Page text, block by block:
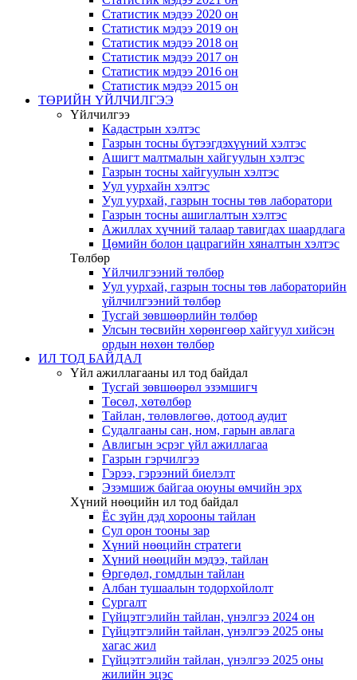
Статистик мэдээ 2020 он
Статистик мэдээ 2019 он
Статистик мэдээ 2018 он
Статистик мэдээ 2017 он
Статистик мэдээ 2016 он
Статистик мэдээ 2015 он
ТӨРИЙН ҮЙЛЧИЛГЭЭ
Үйлчилгээ
Кадастрын хэлтэс
Газрын тосны бүтээгдэхүүний хэлтэс
Ашигт малтмалын хайгуулын хэлтэс
Газрын тосны хайгуулын хэлтэс
Уул уурхайн хэлтэс
Уул уурхай, газрын тосны төв лаборатори
Газрын тосны ашиглалтын хэлтэс
Ажиллах хүчний талаар тавигдах шаардлага
Цөмийн болон цацрагийн хяналтын хэлтэс
Төлбөр
Үйлчилгээний төлбөр
Уул уурхай, газрын тосны төв лабораторийн
үйлчилгээний төлбөр
Тусгай зөвшөөрлийн төлбөр
Улсын төсвийн хөрөнгөөр хайгуул хийсэн
ордын нөхөн төлбөр
ИЛ ТОД БАЙДАЛ
Үйл ажиллагааны ил тод байдал
Тусгай зөвшөөрөл эзэмшигч
Төсөл, хөтөлбөр
Тайлан, төлөвлөгөө, дотоод аудит
Судалгааны сан, ном, гарын авлага
Авлигын эсрэг үйл ажиллагаа
Газрын гэрчилгээ
Гэрээ, гэрээний биелэлт
Эзэмшиж байгаа оюуны өмчийн эрх
Хүний нөөцийн ил тод байдал
Ёс зүйн дэд хорооны тайлан
Сул орон тооны зар
Хүний нөөцийн стратеги
Хүний нөөцийн мэдээ, тайлан
Өргөдөл, гомдлын тайлан
Албан тушаалын тодорхойлолт
Сургалт
Гүйцэтгэлийн тайлан, үнэлгээ 2024 он
Гүйцэтгэлийн тайлан, үнэлгээ 2025 оны
хагас жил
Гүйцэтгэлийн тайлан, үнэлгээ 2025 оны
жилийн эцэс